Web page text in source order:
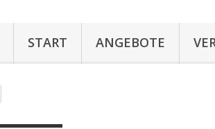
START ANGEBOTE